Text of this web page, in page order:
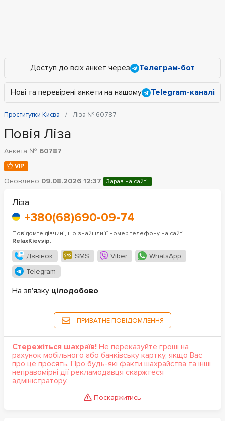
Доступ до всіх анкет через Телеграм-бот
Нові та перевірені анкети на нашому Telegram-каналі
Проститутки Києва Ліза № 60787
Повія Ліза
Анкета № 60787
VIP
Оновлено 09.08.2026 12:37 Зараз на сайті
Ліза
+380(68)690-09-74
Повідомте дівчині, що знайшли її номер телефону на сайті
RelaxKiev.vip.
Дзвінок SMS Viber
WhatsApp
Telegram
На зв'язку цілодобово
ПРИВАТНЕ ПОВІДОМЛЕННЯ
Стережіться шахраїв! Не переказуйте гроші на
рахунок мобільного або банківську картку, якщо Вас
про це просять. Про будь-які факти шахрайства та інші
неправомірні дії рекламодавця скаржтеся
адміністратору.
Поскаржитись